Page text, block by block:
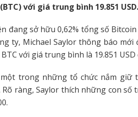
với giá trung bình 19.851 USD.
đang sở hữu 0,62% tổng số
ty, Michael Saylor thông báo mới
với giá trung bình là 19.851
trong những tổ chức nắm giữ
Rõ ràng, Saylor thích những con